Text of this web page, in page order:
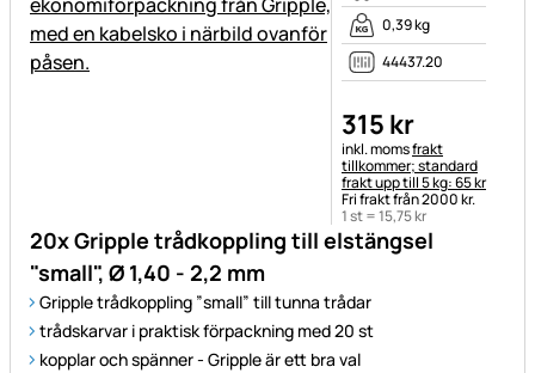
20x Gripple trådkoppling till elstängsel
"small", Ø 1,40 - 2,2 mm
Gripple trådkoppling ”small” till tunna trådar
trådskarvar i praktisk förpackning med 20 st
kopplar och spänner - Gripple är ett bra val
0,39 kg
44437.20
315 kr
Skatteinformation:
inkl. momsfrakt
tillkommer; standard
frakt upp till 5 kg: 65 kr
Fri frakt från 2000 kr.
1 st =15,75kr